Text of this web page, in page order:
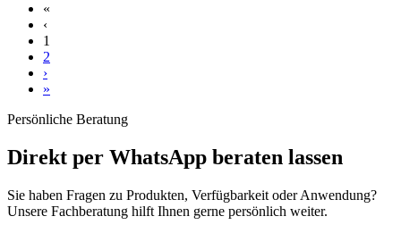
«
‹
1
2
›
»
Persönliche Beratung
Direkt per WhatsApp beraten lassen
Sie haben Fragen zu Produkten, Verfügbarkeit oder Anwendung?
Unsere Fachberatung hilft Ihnen gerne persönlich weiter.